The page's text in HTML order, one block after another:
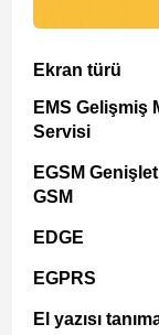
Ekran türü
EMS Gelişmiş
Servisi
EGSM
GSM
EDGE
EGPRS
El yazısı